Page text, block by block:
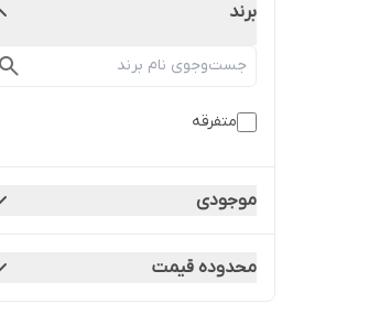
برند
متفرقه
موجودی
محدوده قیمت